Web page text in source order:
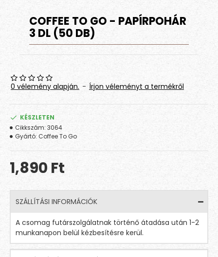
COFFEE TO GO - PAPÍRPOHÁR
3 DL (50 DB)
0 vélemény alapján. - Írjon véleményt a termékről
1,890 Ft
KÉSZLETEN
Cikkszám: 3064
Gyártó: Coffee To Go
SZÁLLÍTÁSI INFORMÁCIÓK
A csomag futárszolgálatnak történő átadása után 1-2
munkanapon belül kézbesítésre kerül.